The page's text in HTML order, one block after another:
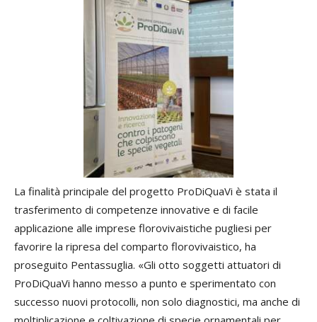
La finalità principale del progetto ProDiQuaVi è stata il
trasferimento di competenze innovative e di facile
applicazione alle imprese florovivaistiche pugliesi per
favorire la ripresa del comparto florovivaistico, ha
proseguito Pentassuglia. «Gli otto soggetti attuatori di
ProDiQuaVi hanno messo a punto e sperimentato con
successo nuovi protocolli, non solo diagnostici, ma anche di